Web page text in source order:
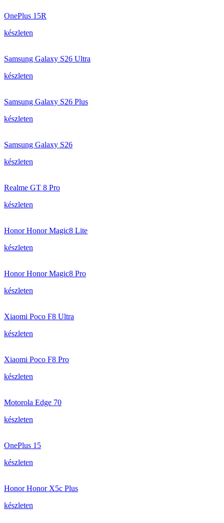
OnePlus 15R
készleten
Samsung Galaxy S26 Ultra
készleten
Samsung Galaxy S26 Plus
készleten
Samsung Galaxy S26
készleten
Realme GT 8 Pro
készleten
Honor Honor Magic8 Lite
készleten
Honor Honor Magic8 Pro
készleten
Xiaomi Poco F8 Ultra
készleten
Xiaomi Poco F8 Pro
készleten
Motorola Edge 70
készleten
OnePlus 15
készleten
Honor Honor X5c Plus
készleten